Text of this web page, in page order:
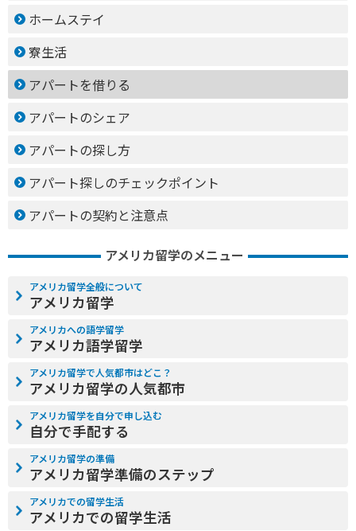
ホームステイ
寮生活
アパートを借りる
アパートのシェア
アパートの探し方
アパート探しのチェックポイント
アパートの契約と注意点
アメリカ留学のメニュー
アメリカ留学全般について
アメリカ留学
アメリカへの語学留学
アメリカ語学留学
アメリカ留学で人気都市はどこ？
アメリカ留学の人気都市
アメリカ留学を自分で申し込む
自分で手配する
アメリカ留学の準備
アメリカ留学準備のステップ
アメリカでの留学生活
アメリカでの留学生活